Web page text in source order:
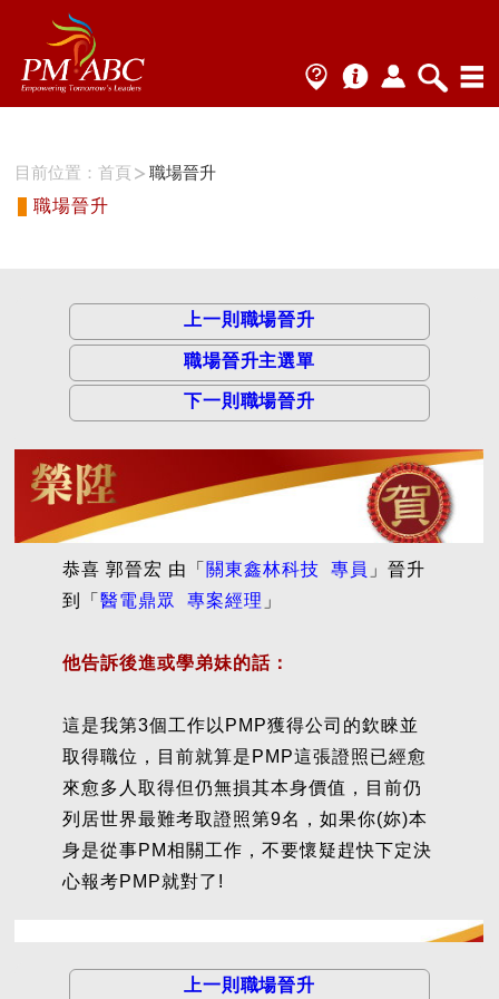
目前位置：首頁
職場晉升
職場晉升
上一則職場晉升
職場晉升主選單
下一則職場晉升
恭喜 郭晉宏 由「 關東鑫林科技 專員 」晉升
到「 醫電鼎眾 專案經理 」
他告訴後進或學弟妹的話：
這是我第3個工作以PMP獲得公司的欽睞並
取得職位，目前就算是PMP這張證照已經愈
來愈多人取得但仍無損其本身價值，目前仍
列居世界最難考取證照第9名，如果你(妳)本
身是從事PM相關工作，不要懷疑趕快下定決
心報考PMP就對了!
上一則職場晉升